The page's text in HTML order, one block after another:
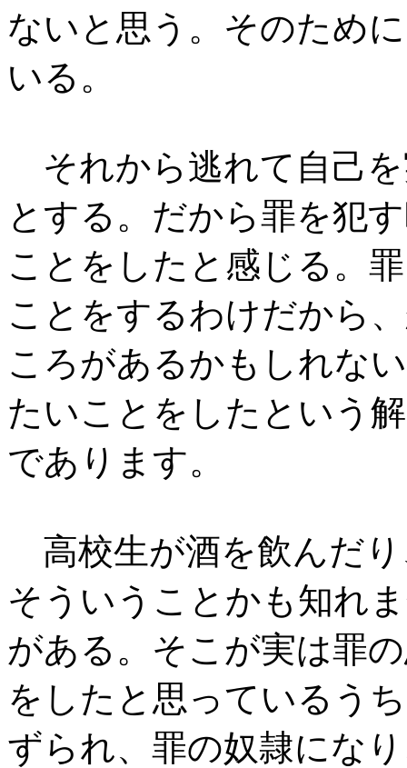
ないと思う。そのため
いる。
それから逃れて自己
とする。だから罪を犯
ことをしたと感じる。
ことをするわけだから
ころがあるかもしれな
たいことをしたという
であります。
高校生が酒を飲んだ
そういうことかも知れ
がある。そこが実は罪
をしたと思っているう
ずられ、罪の奴隷にな